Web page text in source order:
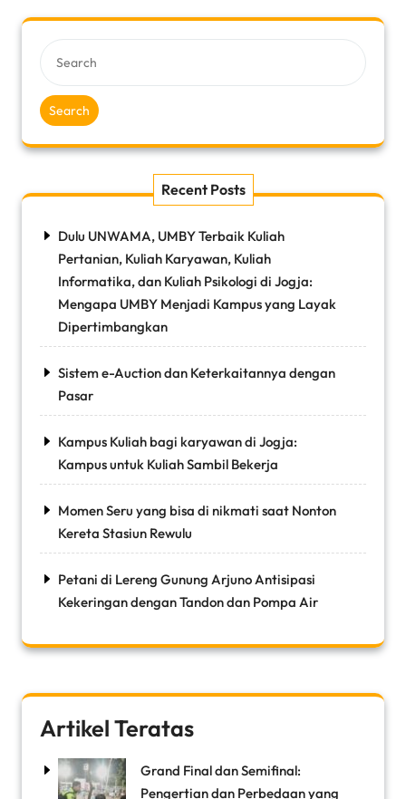
Search
Recent Posts
Dulu UNWAMA, UMBY Terbaik Kuliah
Pertanian, Kuliah Karyawan, Kuliah
Informatika, dan Kuliah Psikologi di Jogja:
Mengapa UMBY Menjadi Kampus yang Layak
Dipertimbangkan
Sistem e-Auction dan Keterkaitannya dengan
Pasar
Kampus Kuliah bagi karyawan di Jogja:
Kampus untuk Kuliah Sambil Bekerja
Momen Seru yang bisa di nikmati saat Nonton
Kereta Stasiun Rewulu
Petani di Lereng Gunung Arjuno Antisipasi
Kekeringan dengan Tandon dan Pompa Air
Artikel Teratas
Grand Final dan Semifinal:
Pengertian dan Perbedaan yang